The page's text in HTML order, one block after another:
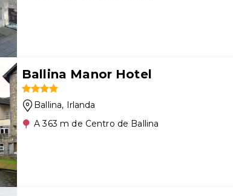
Ballina Manor Hotel
Ballina, Irlanda
A 363 m de Centro de Ballina